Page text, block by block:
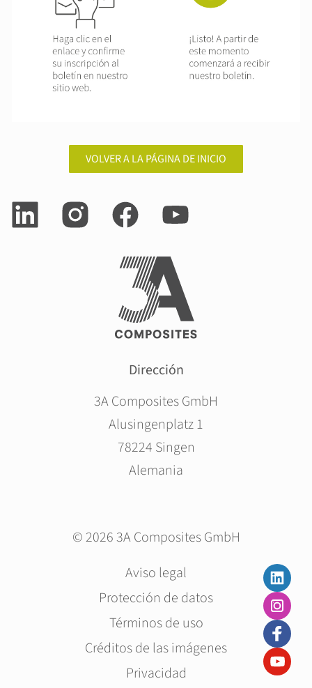
VOLVER A LA PÁGINA DE INICIO
Dirección
3A Composites GmbH
Alusingenplatz 1
78224 Singen
Alemania
© 2026 3A Composites GmbH
navegación
Aviso legal
Protección de datos
Términos de uso
Créditos de las imágenes
Privacidad